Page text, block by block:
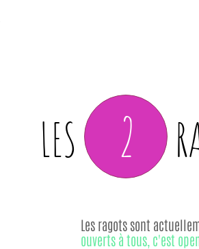
LES 2
Les ragots sont
ouverts à tous, c'est